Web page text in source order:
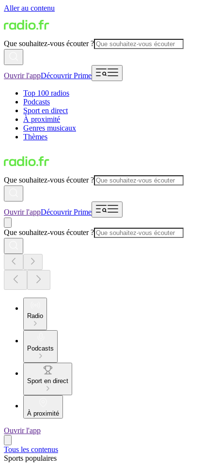
Aller au contenu
Que souhaitez-vous écouter ?
Ouvrir l'appDécouvrir Prime
Top 100 radios
Podcasts
Sport en direct
À proximité
Genres musicaux
Thèmes
Que souhaitez-vous écouter ?
Ouvrir l'appDécouvrir Prime
Que souhaitez-vous écouter ?
Radio
Podcasts
Sport en direct
À proximité
Ouvrir l'app
Tous les contenus
Sports populaires